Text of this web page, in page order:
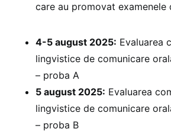
care au promovat examenele
4-5 august 2025: Evaluarea
lingvistice de comunicare
– proba A
5 august 2025: Evaluarea
lingvistice de comunicare
– proba B